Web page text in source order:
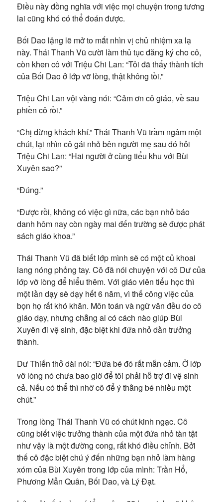
Điều này đồng nghĩa với việc mọi chuyện trong tương
lai cũng khó có thể đoán được.
Bối Dao lặng lẽ mở to mắt nhìn vị chủ nhiệm xa lạ
này. Thái Thanh Vũ cười làm thủ tục đăng ký cho cô,
còn khen cô với Triệu Chi Lan: “Tôi đã thấy thành tích
của Bối Dao ở lớp vỡ lòng, thật không tồi.”
Triệu Chi Lan vội vàng nói: “Cảm ơn cô giáo, về sau
phiền cô rồi.”
“Chị đừng khách khí.” Thái Thanh Vũ trầm ngâm một
chút, lại nhìn cô gái nhỏ bên người mẹ sau đó hỏi
Triệu Chi Lan: “Hai người ở cùng tiểu khu với Bùi
Xuyên sao?”
“Đúng.”
“Được rồi, không có việc gì nữa, các bạn nhỏ báo
danh hôm nay còn ngày mai đến trường sẽ được phát
sách giáo khoa.”
Thái Thanh Vũ đã biết lớp mình sẽ có một củ khoai
lang nóng phỏng tay. Cô đã nói chuyện với cô Dư của
lớp vỡ lòng để hiểu thêm. Với giáo viên tiểu học thì
một lần dạy sẽ dạy hết 6 năm, vì thế công việc của
bọn họ rất khó khăn. Môn toán và ngữ văn đều do cô
giáo dạy, nhưng chẳng ai có cách nào giúp Bùi
Xuyên đi vệ sinh, đặc biệt khi đứa nhỏ dần trưởng
thành.
Dư Thiến thở dài nói: “Đứa bé đó rất mẫn cảm. Ở lớp
vỡ lòng nó chưa bao giờ để tôi phải hỗ trợ đi vệ sinh
cả. Nếu có thể thì nhờ cô để ý thằng bé nhiều một
chút.”
Trong lòng Thái Thanh Vũ có chút kinh ngạc. Cô
cũng biết việc trưởng thành của một đứa nhỏ tàn tật
như vậy là một đường cong, rất khó điều chỉnh. Bởi
thế cô đặc biệt chú ý đến những bạn nhỏ làm hàng
xóm của Bùi Xuyên trong lớp của mình: Trần Hổ,
Phương Mẫn Quân, Bối Dao, và Lý Đạt.